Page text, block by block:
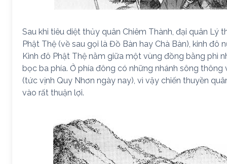
Sau khi tiêu diệt thủy quân Chiêm Thành, đại quân Lý
Phật Thệ (về sau gọi là Đồ Bàn hay Chà Bàn), kinh đô
Kinh đô Phật Thệ nằm giữa một vùng đồng bằng phì
bọc ba phía. Ở phía đông có những nhánh sông
(tức vịnh Quy Nhơn ngày nay), vì vậy chiến thuyền
vào rất thuận lợi.